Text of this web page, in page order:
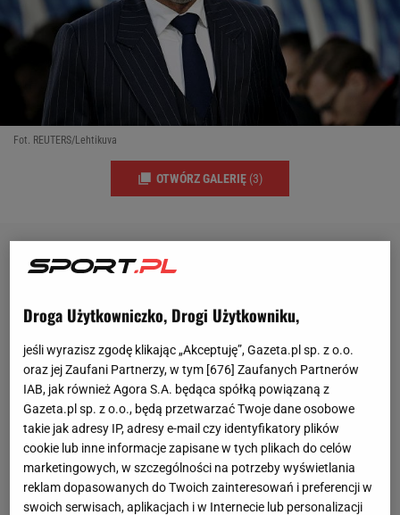
Fot. REUTERS/Lehtikuva
OTWÓRZ GALERIĘ (3)
Droga Użytkowniczko, Drogi Użytkowniku,
jeśli wyrazisz zgodę klikając „Akceptuję”, Gazeta.pl sp. z o.o.
oraz jej Zaufani Partnerzy, w tym [676] Zaufanych Partnerów
IAB, jak również Agora S.A. będąca spółką powiązaną z
Gazeta.pl sp. z o.o., będą przetwarzać Twoje dane osobowe
takie jak adresy IP, adresy e-mail czy identyfikatory plików
cookie lub inne informacje zapisane w tych plikach do celów
marketingowych, w szczególności na potrzeby wyświetlania
reklam dopasowanych do Twoich zainteresowań i preferencji w
swoich serwisach, aplikacjach i w Internecie lub personalizacji